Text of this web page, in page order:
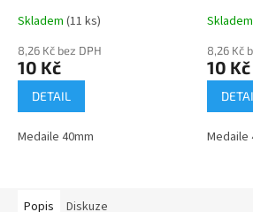
Skladem (11 ks)
8,26 Kč bez DPH
10 Kč
DETAIL
Medaile 40mm
Skladem
8,26 Kč
10 Kč
Medaile
Popis Diskuze